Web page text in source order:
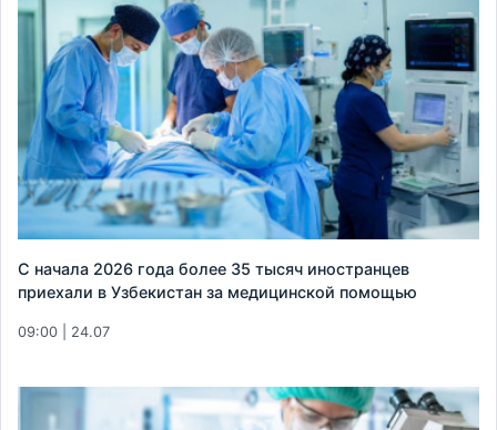
С начала 2026 года более 35 тысяч иностранцев
приехали в Узбекистан за медицинской помощью
09:00 | 24.07